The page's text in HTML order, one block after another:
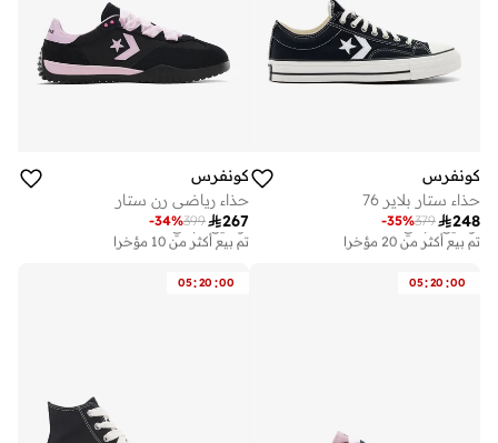
كونفرس
حذاء ستار بلاير 76
248
379
-35%
توصيل مجاني
تم بيع أكثر من 20 مؤخرا
كونفرس
حذاء رياضي رن ستار
267
399
-34%
توصيل مجاني
تم بيع أكثر من 10 مؤخرا
05:20 :00
05:20 :00